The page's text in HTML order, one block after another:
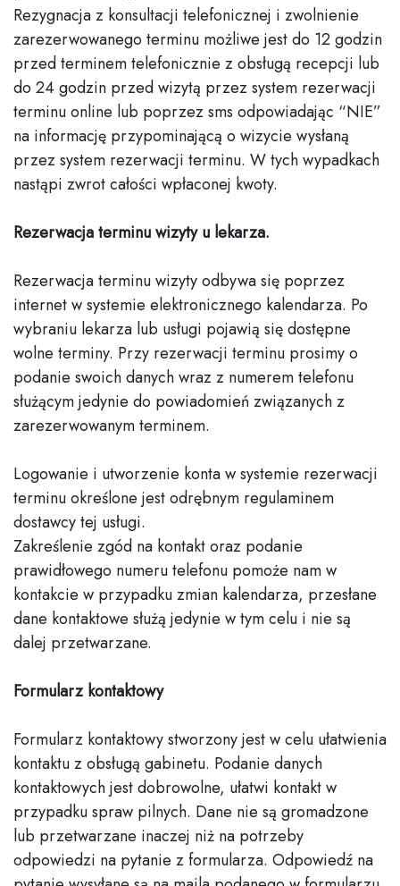
Rezygnacja z konsultacji telefonicznej i zwolnienie
zarezerwowanego terminu możliwe jest do 12 godzin
przed terminem telefonicznie z obsługą recepcji lub
do 24 godzin przed wizytą przez system rezerwacji
terminu online lub poprzez sms odpowiadając “NIE”
na informację przypominającą o wizycie wysłaną
przez system rezerwacji terminu. W tych wypadkach
nastąpi zwrot całości wpłaconej kwoty.
Rezerwacja terminu wizyty u lekarza.
Rezerwacja terminu wizyty odbywa się poprzez
internet w systemie elektronicznego kalendarza. Po
wybraniu lekarza lub usługi pojawią się dostępne
wolne terminy. Przy rezerwacji terminu prosimy o
podanie swoich danych wraz z numerem telefonu
służącym jedynie do powiadomień związanych z
zarezerwowanym terminem.
Logowanie i utworzenie konta w systemie rezerwacji
terminu określone jest odrębnym regulaminem
dostawcy tej usługi.
Zakreślenie zgód na kontakt oraz podanie
prawidłowego numeru telefonu pomoże nam w
kontakcie w przypadku zmian kalendarza, przesłane
dane kontaktowe służą jedynie w tym celu i nie są
dalej przetwarzane.
Formularz kontaktowy
Formularz kontaktowy stworzony jest w celu ułatwienia
kontaktu z obsługą gabinetu. Podanie danych
kontaktowych jest dobrowolne, ułatwi kontakt w
przypadku spraw pilnych. Dane nie są gromadzone
lub przetwarzane inaczej niż na potrzeby
odpowiedzi na pytanie z formularza. Odpowiedź na